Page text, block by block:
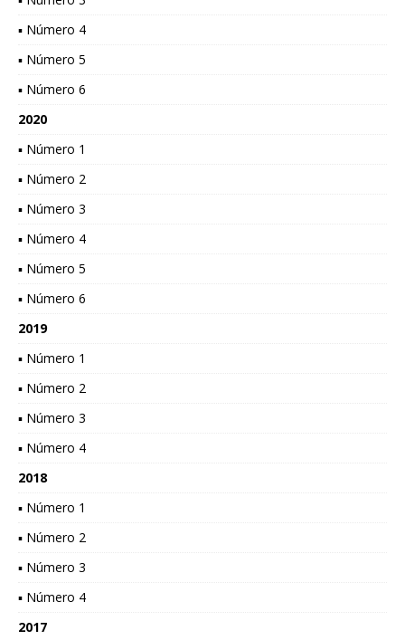
▪ Número 4
▪ Número 5
▪ Número 6
2020
▪ Número 1
▪ Número 2
▪ Número 3
▪ Número 4
▪ Número 5
▪ Número 6
2019
▪ Número 1
▪ Número 2
▪ Número 3
▪ Número 4
2018
▪ Número 1
▪ Número 2
▪ Número 3
▪ Número 4
2017